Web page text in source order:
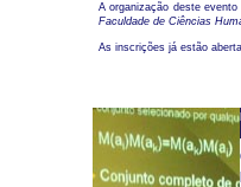
A organização deste
Faculdade de Ciências
As inscrições já estão